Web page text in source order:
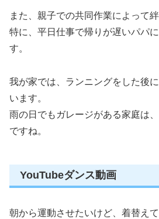
また、親子での共同作業によって
特に、平日仕事で帰りが遅いパパ
す。
我が家では、ランニングをした後
います。
雨の日でもガレージがある家庭は
ですね。
YouTubeダンス動画
朝から運動させたいけど、着替え